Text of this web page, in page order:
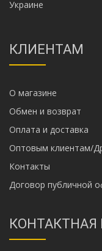
Украине
КЛИЕНТАМ
О магазине
Обмен и возврат
Оплата и доставка
Оптовым клиентам/
Контакты
Договор публичной